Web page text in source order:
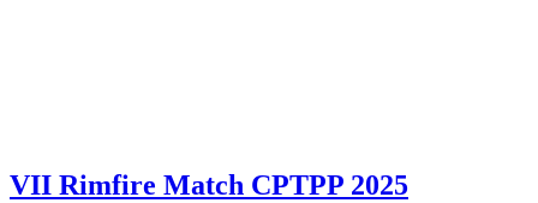
VII Rimfire Match CPTPP 2025